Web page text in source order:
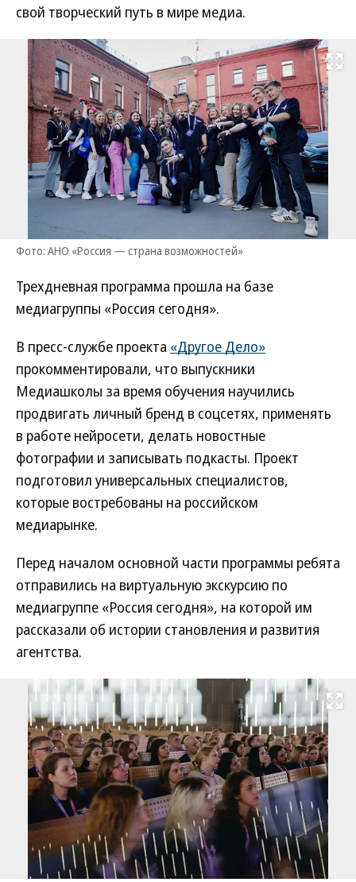
свой творческий путь в мире медиа.
Развернуть
Фото: АНО «Россия — страна возможностей»
Трехдневная программа прошла на базе
медиагруппы «Россия сегодня».
В пресс-службе проекта «Другое Дело»
прокомментировали, что выпускники
Медиашколы за время обучения научились
продвигать личный бренд в соцсетях, применять
в работе нейросети, делать новостные
фотографии и записывать подкасты. Проект
подготовил универсальных специалистов,
которые востребованы на российском
медиарынке.
Перед началом основной части программы ребята
отправились на виртуальную экскурсию по
медиагруппе «Россия сегодня», на которой им
рассказали об истории становления и развития
агентства.
Развернуть